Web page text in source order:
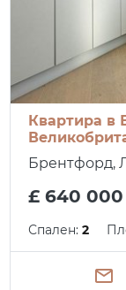
Квартира в
Брентфорд,
£ 640 000
Спален:2